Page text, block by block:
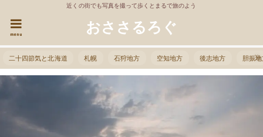
近くの街でも写真を撮って歩くとまるで旅のよう
おささるろぐ
menu
二十四節気と北海道 札幌 石狩地方 空知地方 後志地方 胆振